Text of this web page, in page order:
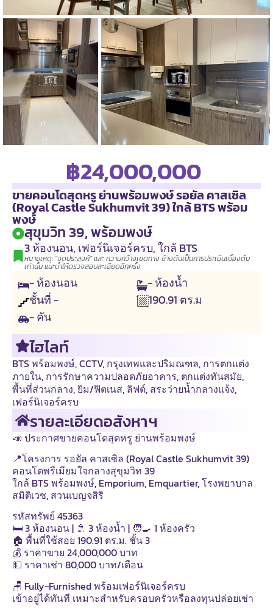
฿24,000,000
ขายคอนโดสุดหรู ย่านพร้อมพงษ์ รอยัล คาสเซิล
(Royal Castle Sukhumvit 39) ใกล้ BTS พร้อม
พงษ์
สุขุมวิท 39, พร้อมพงษ์
3 ห้องนอน, เฟอร์นิเจอร์ครบ,ใกล้ BTS
หมายเหตุ: "จุดประสงค์" และ ความกว้างเขตทาง ข้างต้นเป็นการประเมินเบื้องต้น
เท่านั้น แนะนำให้ตรวจสอบละเอียดอีกครั้ง
- ห้องนอน
- ห้องน้ำ
ชั้นที่ -
190.91 ตร.ม
- คัน
ไฮไลท์
BTS พร้อมพงษ์,CCTV, กรุงเทพและปริมณฑล, การตกแต่ง
ภายใน, การรักษาความปลอดภัยอาคาร, ตกแต่งทันสมัย,
พื้นที่ส่วนกลาง,ยิม/ฟิตเนส, ลิฟต์, สระว่ายน้ำกลางแจ้ง,
เฟอร์นิเจอร์ครบ
รายละเอียดอสังหาฯ
📣 ประกาศขายคอนโดสุดหรู ย่านพร้อมพงษ์
📍โครงการ รอยัล คาสเซิล (Royal Castle Sukhumvit 39)
คอนโดพรีเมียมใจกลางสุขุมวิท 39
ใกล้ BTS พร้อมพงษ์, Emporium, Emquartier, โรงพยาบาล
สมิติเวช, สวนเบญจสิริ
รหัสทรัพย์ 45363
🛏 3 ห้องนอน | 🚿 3 ห้องน้ำ | 🧑‍🍳 1 ห้องครัว
🏠 พื้นที่ใช้สอย 190.91 ตร.ม. ชั้น 3
💰 ราคาขาย 24,000,000 บาท
💵 ราคาเช่า 80,000 บาท/เดือน
🪑 Fully-Furnished พร้อมเฟอร์นิเจอร์ครบ
เข้าอยู่ได้ทันที เหมาะสำหรับครอบครัวหรือลงทุนปล่อยเช่า